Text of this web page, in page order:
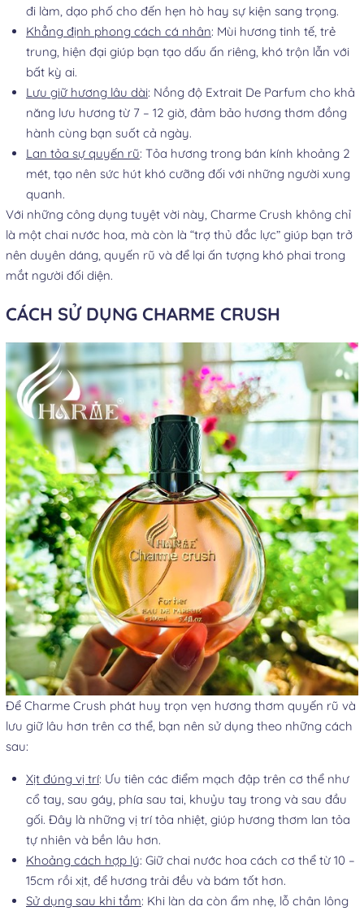
đi làm, dạo phố cho đến hẹn hò hay sự kiện sang trọng.
Khẳng định phong cách cá nhân: Mùi hương tinh tế, trẻ
trung, hiện đại giúp bạn tạo dấu ấn riêng, khó trộn lẫn với
bất kỳ ai.
Lưu giữ hương lâu dài: Nồng độ Extrait De Parfum cho khả
năng lưu hương từ 7 – 12 giờ, đảm bảo hương thơm đồng
hành cùng bạn suốt cả ngày.
Lan tỏa sự quyến rũ: Tỏa hương trong bán kính khoảng 2
mét, tạo nên sức hút khó cưỡng đối với những người xung
quanh.
Với những công dụng tuyệt vời này, Charme Crush không chỉ
là một chai nước hoa, mà còn là “trợ thủ đắc lực” giúp bạn trở
nên duyên dáng, quyến rũ và để lại ấn tượng khó phai trong
mắt người đối diện.
CÁCH SỬ DỤNG CHARME CRUSH
Để Charme Crush phát huy trọn vẹn hương thơm quyến rũ và
lưu giữ lâu hơn trên cơ thể, bạn nên sử dụng theo những cách
sau:
Xịt đúng vị trí: Ưu tiên các điểm mạch đập trên cơ thể như
cổ tay, sau gáy, phía sau tai, khuỷu tay trong và sau đầu
gối. Đây là những vị trí tỏa nhiệt, giúp hương thơm lan tỏa
tự nhiên và bền lâu hơn.
Khoảng cách hợp lý: Giữ chai nước hoa cách cơ thể từ 10 –
15cm rồi xịt, để hương trải đều và bám tốt hơn.
Sử dụng sau khi tắm: Khi làn da còn ẩm nhẹ, lỗ chân lông